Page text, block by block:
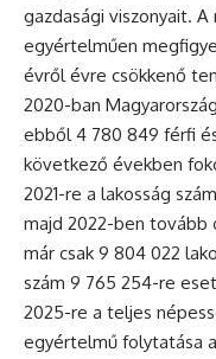
gazdasági viszonyait.
egyértelműen
évről évre csökkenő
2020-ban
ebből 4 780 849 férfi
következő években
2021-re a lakosság
majd 2022-ben tovább
már csak 9 804 022
szám 9 765 254-re
2025-re a teljes
egyértelmű folytatása